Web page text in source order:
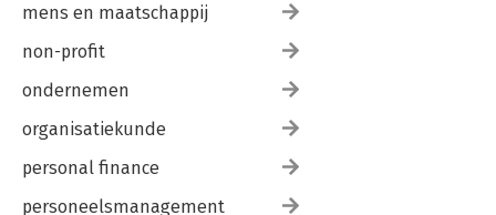
mens en maatschappij
non-profit
ondernemen
organisatiekunde
personal finance
personeelsmanagement